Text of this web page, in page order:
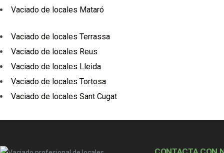
Vaciado de locales Mataró
Vaciado de locales Terrassa
Vaciado de locales Reus
Vaciado de locales Lleida
Vaciado de locales Tortosa
Vaciado de locales Sant Cugat